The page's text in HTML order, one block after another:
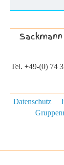
Tel. +49-(0) 74
Datenschutz